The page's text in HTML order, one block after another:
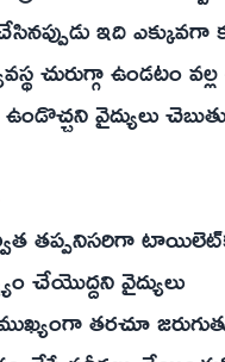
ఇది ఎక్కువగా
చురుగ్గా ఉండటం
వైద్యులు
తప్పనిసరిగా
చేయొద్దని వైద్యులు
ముఖ్యంగా తరచూ